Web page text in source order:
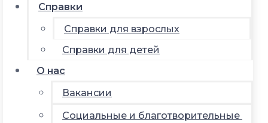
Справки
Справки для взрослых
Справки для детей
О нас
Вакансии
Социальные и благотворительные